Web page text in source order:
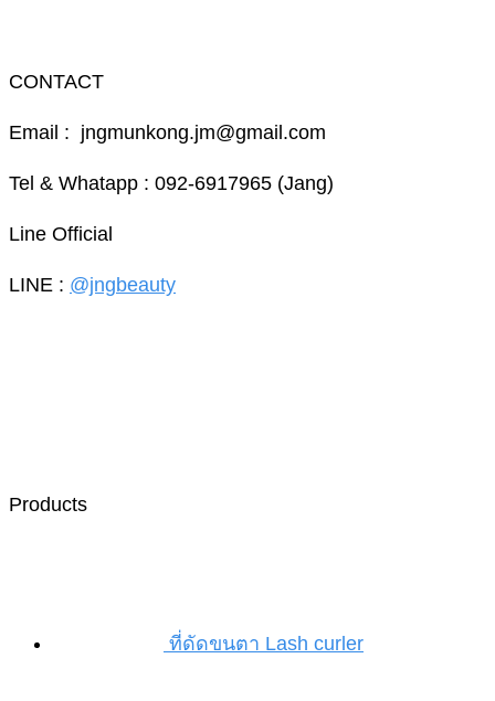
CONTACT
Email : jngmunkong.jm@gmail.com
Tel & Whatapp : 092-6917965 (Jang)
Line Official
LINE : @jngbeauty
Products
ที่ดัดขนตา Lash curler